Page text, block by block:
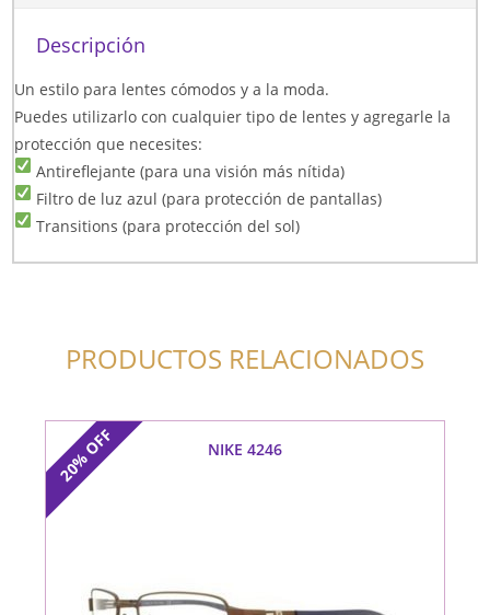
Descripción
Un estilo para lentes cómodos y a la moda.
Puedes utilizarlo con cualquier tipo de lentes y agregarle la
protección que necesites:
Antireflejante (para una visión más nítida)
Filtro de luz azul (para protección de pantallas)
Transitions (para protección del sol)
PRODUCTOS RELACIONADOS
20%
OFF NIKE 4246